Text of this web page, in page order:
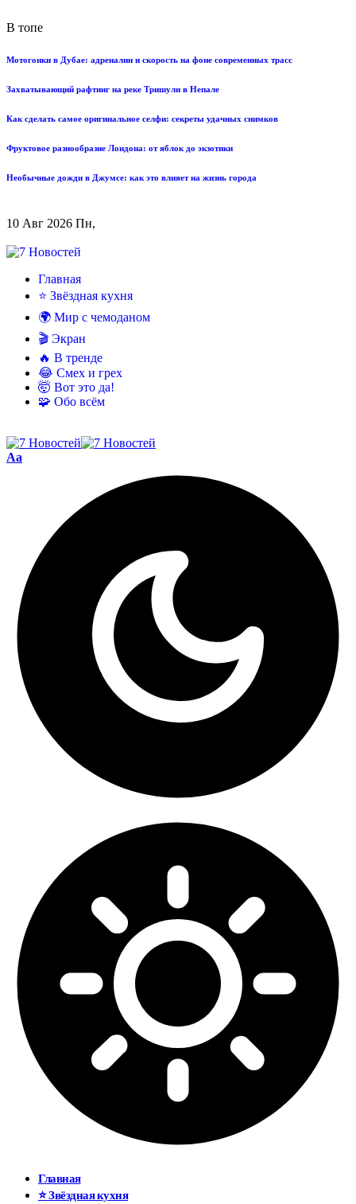
В топе
Мотогонки в Дубае: адреналин и скорость на фоне современных трасс
Захватывающий рафтинг на реке Тришули в Непале
Как сделать самое оригинальное селфи: секреты удачных снимков
Фруктовое разнообразие Лондона: от яблок до экзотики
Необычные дожди в Джумсе: как это влияет на жизнь города
10 Авг 2026 Пн,
Главная
⭐ Звёздная кухня
🌍 Мир с чемоданом
🎬 Экран
🔥 В тренде
😂 Смех и грех
🤯 Вот это да!
🧩 Обо всём
Aa
Главная
⭐ Звёздная кухня